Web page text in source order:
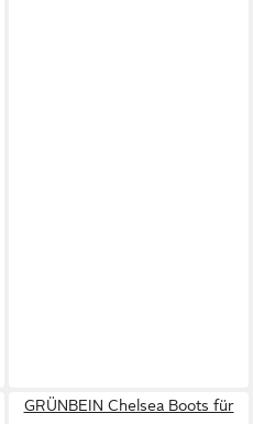
GRÜNBEIN Chelsea Boots für